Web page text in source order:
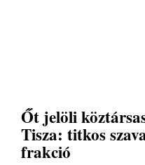
Őt jelöli
Tisza: titkos
frakció